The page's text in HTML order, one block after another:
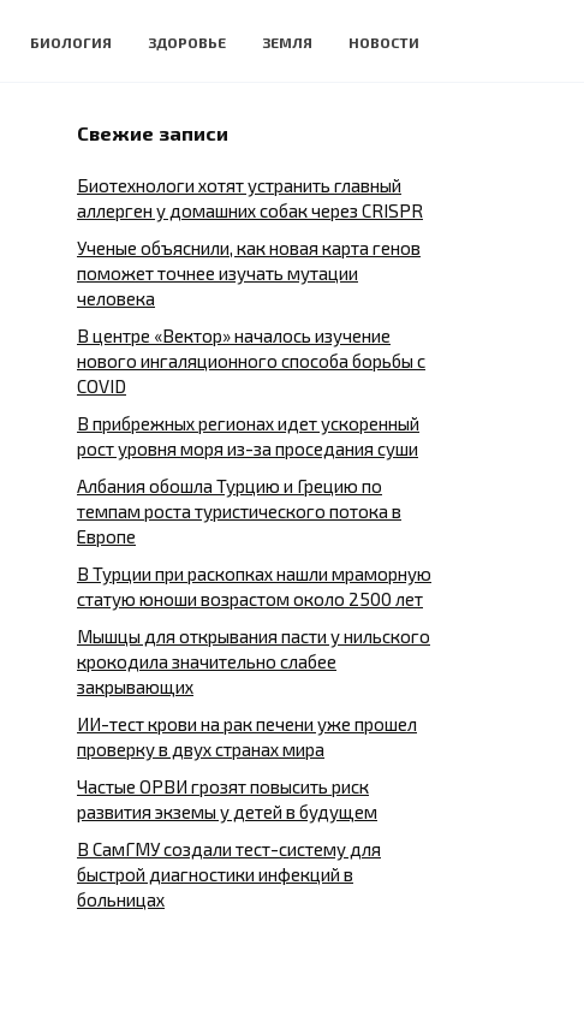
БИОЛОГИЯ ЗДОРОВЬЕ ЗЕМЛЯ НОВОСТИ
Свежие записи
Биотехнологи хотят устранить главный
аллерген у домашних собак через CRISPR
Ученые объяснили, как новая карта генов
поможет точнее изучать мутации
человека
В центре «Вектор» началось изучение
нового ингаляционного способа борьбы с
COVID
В прибрежных регионах идет ускоренный
рост уровня моря из-за проседания суши
Албания обошла Турцию и Грецию по
темпам роста туристического потока в
Европе
В Турции при раскопках нашли мраморную
статую юноши возрастом около 2500 лет
Мышцы для открывания пасти у нильского
крокодила значительно слабее
закрывающих
ИИ-тест крови на рак печени уже прошел
проверку в двух странах мира
Частые ОРВИ грозят повысить риск
развития экземы у детей в будущем
В СамГМУ создали тест-систему для
быстрой диагностики инфекций в
больницах